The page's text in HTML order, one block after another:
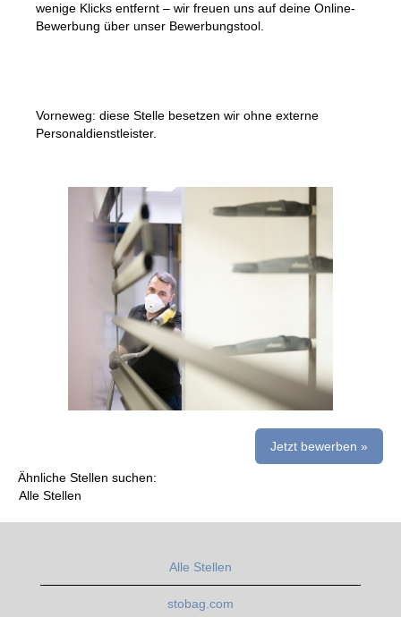
wenige Klicks entfernt – wir freuen uns auf deine Online-
Bewerbung über unser Bewerbungstool.
Vorneweg: diese Stelle besetzen wir ohne externe
Personaldienstleister.
Jetzt bewerben »
Ähnliche Stellen suchen:
Alle Stellen
Alle Stellen
stobag.com